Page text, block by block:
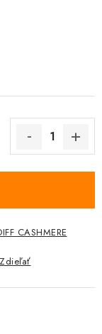
CASHMERE
Zdieľať